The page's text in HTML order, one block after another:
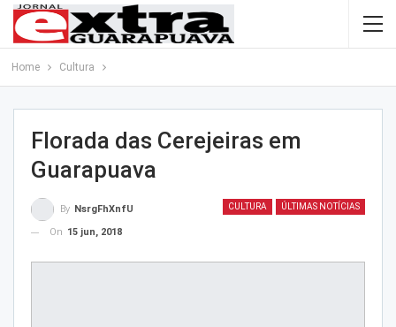
Home Cultura
Florada das Cerejeiras em
Guarapuava
CULTURA ÚLTIMAS NOTÍCIAS
By NsrgFhXnfU
On 15 jun, 2018